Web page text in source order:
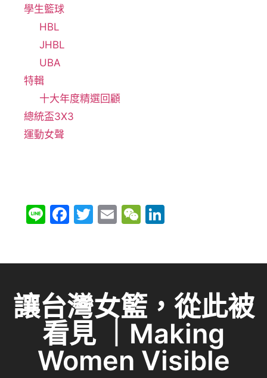
學生籃球
HBL
JHBL
UBA
特輯
十大年度精選回顧
總統盃3X3
運動女聲
Li F
b
o
o
k
T
E
W
at
dI
n
讓台灣女籃，從此被
看見 ｜Making
Women Visible